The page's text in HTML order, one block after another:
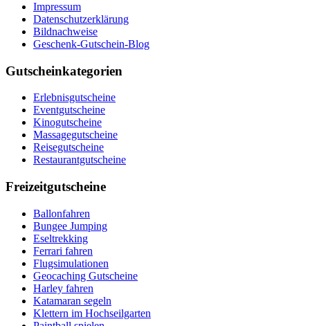
Impressum
Datenschutzerklärung
Bildnachweise
Geschenk-Gutschein-Blog
Gutscheinkategorien
Erlebnisgutscheine
Eventgutscheine
Kinogutscheine
Massagegutscheine
Reisegutscheine
Restaurantgutscheine
Freizeitgutscheine
Ballonfahren
Bungee Jumping
Eseltrekking
Ferrari fahren
Flugsimulationen
Geocaching Gutscheine
Harley fahren
Katamaran segeln
Klettern im Hochseilgarten